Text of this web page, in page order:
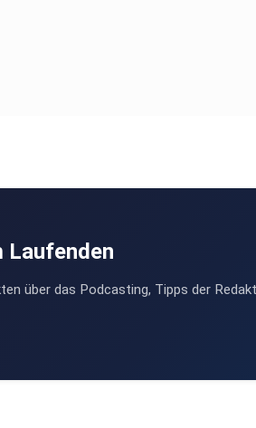
klinische-studien.html
Laufenden
über das Podcasting, Tipps der